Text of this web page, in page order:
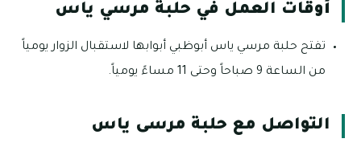
أوقات العمل في حلبة مرسي ياس
تفتح حلبة مرسي ياس أبوظبي أبوابها لاستقبال الزوار يومياً
من الساعة 9 صباحاً وحتى 11 مساءً يومياً.
التواصل مع حلبة مرسى ياس